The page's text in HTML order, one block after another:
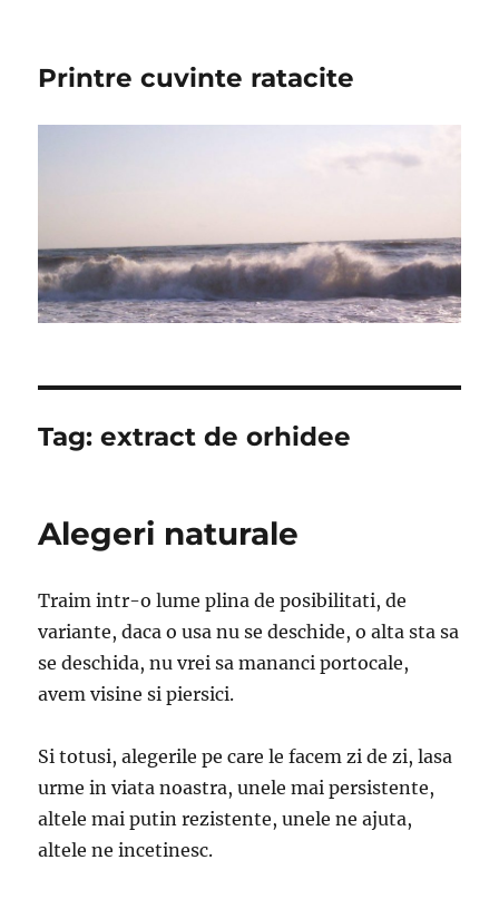
Printre cuvinte ratacite
Tag:extract de orhidee
Alegeri naturale
Traim intr-o lume plina de posibilitati, de
variante, daca o usa nu se deschide, o alta sta sa
se deschida, nu vrei sa mananci portocale,
avem visine si piersici.
Si totusi, alegerile pe care le facem zi de zi, lasa
urme in viata noastra, unele mai persistente,
altele mai putin rezistente, unele ne ajuta,
altele ne incetinesc.